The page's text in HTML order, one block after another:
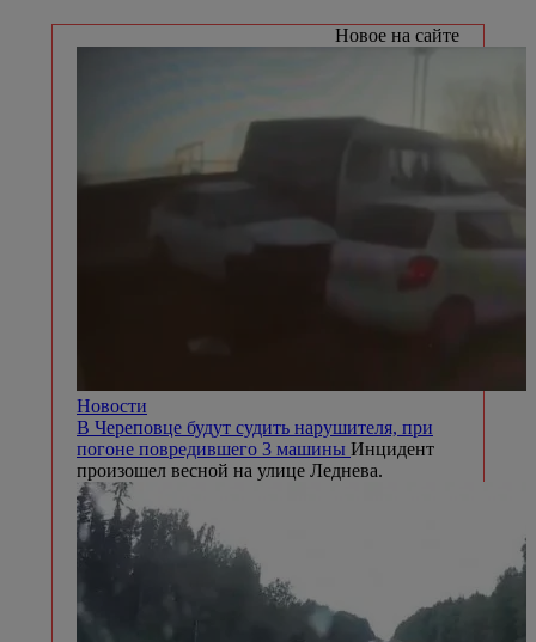
Новое на сайте
Новости
В Череповце будут судить нарушителя, при
погоне повредившего 3 машины Инцидент
произошел весной на улице Леднева.